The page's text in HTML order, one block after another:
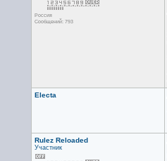
Россия
Сообщений: 793
Electa
Rulez Reloaded
Участник